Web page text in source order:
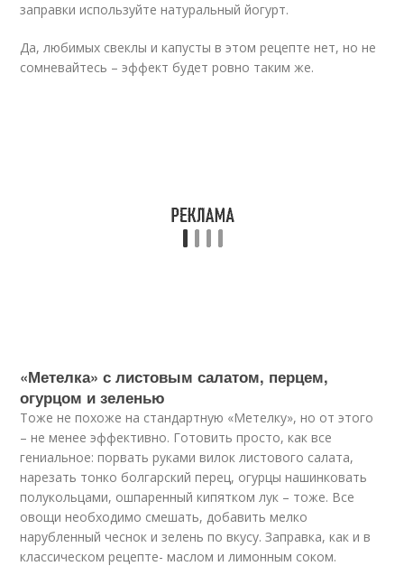
заправки используйте натуральный йогурт.
Да, любимых свеклы и капусты в этом рецепте нет, но не
сомневайтесь – эффект будет ровно таким же.
«Метелка» с листовым салатом, перцем,
огурцом и зеленью
Тоже не похоже на стандартную «Метелку», но от этого
– не менее эффективно. Готовить просто, как все
гениальное: порвать руками вилок листового салата,
нарезать тонко болгарский перец, огурцы нашинковать
полукольцами, ошпаренный кипятком лук – тоже. Все
овощи необходимо смешать, добавить мелко
нарубленный чеснок и зелень по вкусу. Заправка, как и в
классическом рецепте- маслом и лимонным соком.